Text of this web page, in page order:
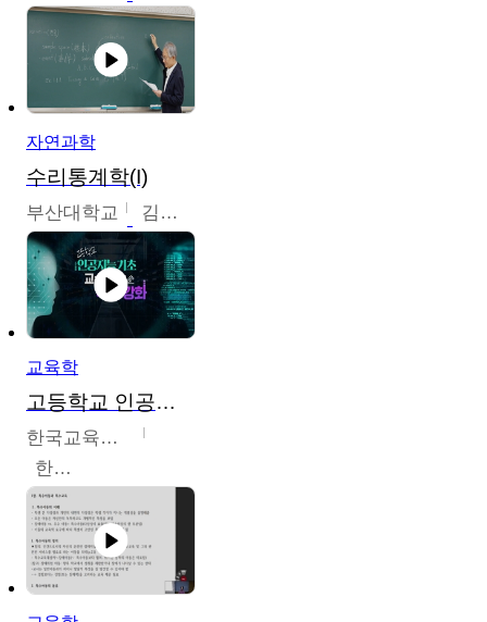
자연과학
수리통계학(I)
부산대학교 김충락
교육학
고등학교 인공지능 기초 교수ㆍ학습 역량 강화
한국교육학술정보원
한국교육학술정보원